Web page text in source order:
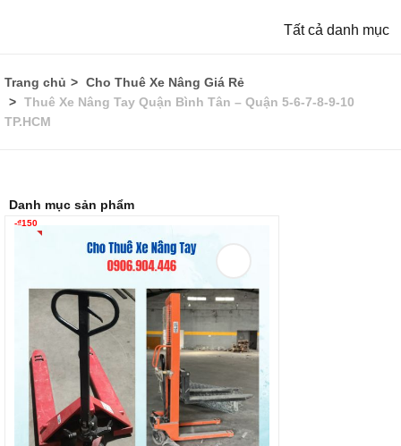
Tất cả danh mục
Trang chủ
Cho Thuê Xe Nâng Giá Rẻ
Thuê Xe Nâng Tay Quận Bình Tân – Quận 5-6-7-8-9-10
TP.HCM
Danh mục sản phẩm
-₫150